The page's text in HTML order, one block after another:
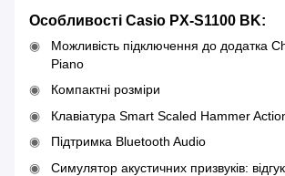
Особливості Casio PX-S1100 BK:
Можливість підключення до додатка
Piano
Компактні розміри
Клавіатура Smart Scaled Hammer
Підтримка Bluetooth Audio
Симулятор акустичних призвуків: